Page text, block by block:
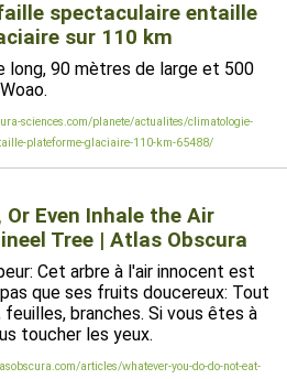
spectaculaire entaille
sur 110 km
long, 90 mètres de large et 500
sciences.com/planete/actualites/climatologie-
plateforme-glaciaire-110-km-65488/
Even Inhale the Air
Tree | Atlas Obscura
Cet arbre à l'air innocent est
que ses fruits doucereux: Tout
branches. Si vous êtes à
toucher les yeux.
articles/whatever-you-do-do-not-eat-